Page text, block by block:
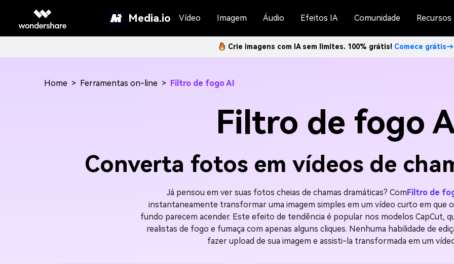
Media.io Vídeo Imagem Áudio Efeitos IA Comunidade Recursos
Crie imagens com IA sem limites. 100% grátis! Comece grátis→
Home > Ferramentas on-line > Filtro de fogo AI
Filtro de fogo
Converta fotos em vídeos de
Já pensou em ver suas fotos cheias de chamas dramáticas? ComFiltro de
instantaneamente transformar uma imagem simples em um vídeo curto em que
fundo parecem acender. Este efeito de tendência é popular nos modelos CapCut,
realistas de fogo e fumaça com apenas alguns cliques. Nenhuma habilidade de
fazer upload de sua imagem e assisti-la transformada em um